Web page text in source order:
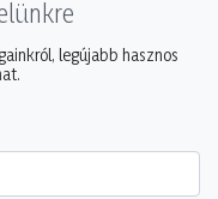
legújabb hasznos